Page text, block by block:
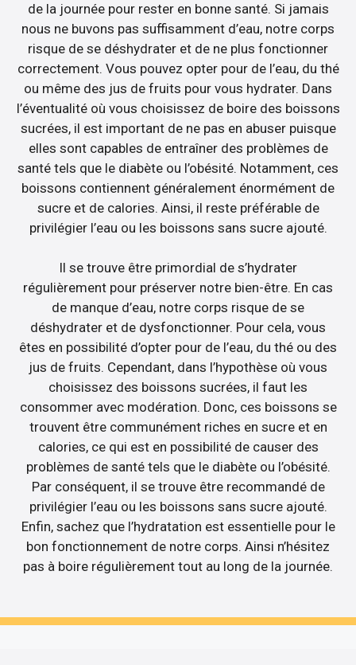
de la journée pour rester en bonne santé. Si jamais
nous ne buvons pas suffisamment d’eau, notre corps
risque de se déshydrater et de ne plus fonctionner
correctement. Vous pouvez opter pour de l’eau, du thé
ou même des jus de fruits pour vous hydrater. Dans
l’éventualité où vous choisissez de boire des boissons
sucrées, il est important de ne pas en abuser puisque
elles sont capables de entraîner des problèmes de
santé tels que le diabète ou l’obésité. Notamment, ces
boissons contiennent généralement énormément de
sucre et de calories. Ainsi, il reste préférable de
privilégier l’eau ou les boissons sans sucre ajouté.
Il se trouve être primordial de s’hydrater
régulièrement pour préserver notre bien-être. En cas
de manque d’eau, notre corps risque de se
déshydrater et de dysfonctionner. Pour cela, vous
êtes en possibilité d’opter pour de l’eau, du thé ou des
jus de fruits. Cependant, dans l’hypothèse où vous
choisissez des boissons sucrées, il faut les
consommer avec modération. Donc, ces boissons se
trouvent être communément riches en sucre et en
calories, ce qui est en possibilité de causer des
problèmes de santé tels que le diabète ou l’obésité.
Par conséquent, il se trouve être recommandé de
privilégier l’eau ou les boissons sans sucre ajouté.
Enfin, sachez que l’hydratation est essentielle pour le
bon fonctionnement de notre corps. Ainsi n’hésitez
pas à boire régulièrement tout au long de la journée.